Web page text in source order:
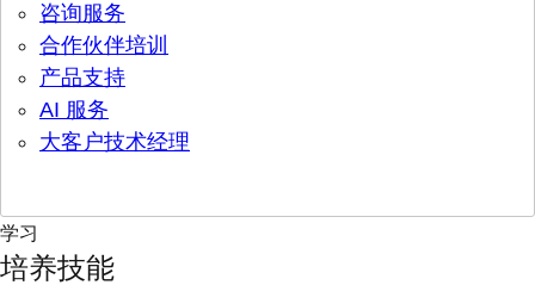
咨询服务
合作伙伴培训
产品支持
AI 服务
大客户技术经理
学习
培养技能